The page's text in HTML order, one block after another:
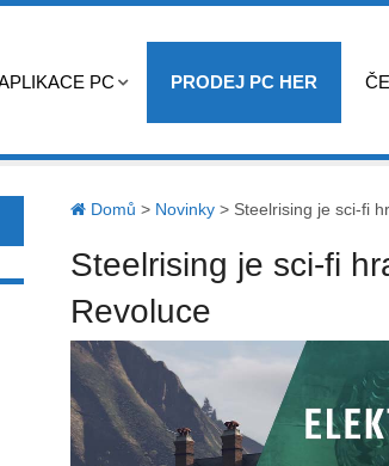
PC PRODEJ PC HER
Domů > Novinky> Steelrising je sci-fi
Steelrising je sci-fi
Revoluce